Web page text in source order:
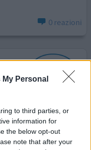
Personal
to third parties, or
information for
the below opt-out
note that after your
0 reazioni
mi inizia a metà '